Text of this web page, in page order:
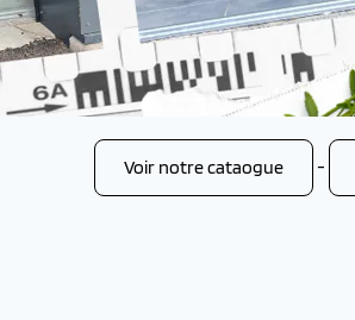
Voir notre cataogue -